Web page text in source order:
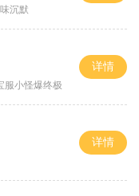
沉默
服小怪爆终极
详情
详情